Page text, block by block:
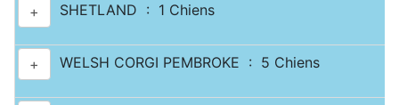
+ SHETLAND : 1 Chiens
+ WELSH CORGI PEMBROKE : 5 Chiens